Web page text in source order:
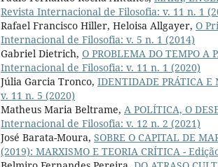
Revista Internacional de Filosofia: v. 11 n. 1
Rafael Francisco Hiller, Heloisa Allgayer, O
Internacional de Filosofia: v. 5 n. 1 (2014)
Gabriel Dietrich, O PROBLEMA DO TEMPO A
Internacional de Filosofia: v. 11 n. 1 (2020)
Júlia Garcia Tronco, IDENTIDADE PRÁTICA E
v. 11 n. 5 (2020)
Matheus Maria Beltrame, A POLÍTICA, O
Internacional de Filosofia: v. 12 n. 2 (2021)
José Barata-Moura, SOBRE O CAPITAL DE
(2019): MARXISMO E TEORIA CRÍTICA -